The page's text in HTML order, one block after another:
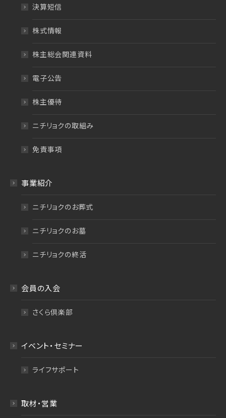
決算短信
株式情報
株主総会関連資料
電子公告
株主優待
ニチリョクの取組み
免責事項
事業紹介
ニチリョクのお葬式
ニチリョクのお墓
ニチリョクの終活
会員の入会
さくら倶楽部
イベント・セミナー
ライフサポート
取材・営業